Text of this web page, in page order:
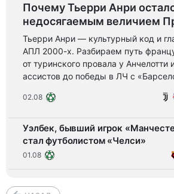
Почему Тьерри Анри
недосягаемым величием
Тьерри Анри — культурный код и
АПЛ 2000-х. Разбираем путь
от туринского провала у Анчелотти
ассистов до победы в ЛЧ с
02.08
Уэлбек, бывший игрок
стал футболистом «Челси»
01.08